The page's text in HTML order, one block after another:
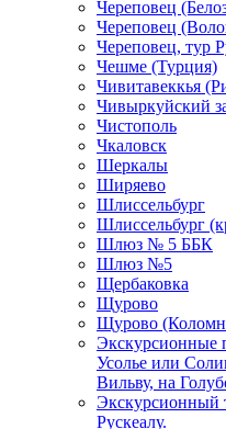
Череповец
Череповец
Череповец, тур
Чешме (Турция)
Чивитавеккья
Чивыркуйский
Чистополь
Чкаловск
Шеркалы
Ширяево
Шлиссельбург
Шлиссельбург
Шлюз № 5 ББК
Шлюз №5
Щербаковка
Щурово
Щурово
Экскурсионные
Усолье или
Вильву, на
Экскурсионный
Рускеалу.